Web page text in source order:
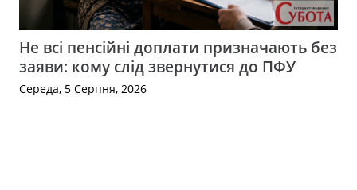
Не всі пенсійні доплати призначають без
заяви: кому слід звернутися до ПФУ
Середа, 5 Серпня, 2026